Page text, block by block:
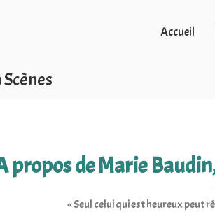
Accueil
propos de Marie
« Seul celui qui est heureux peut